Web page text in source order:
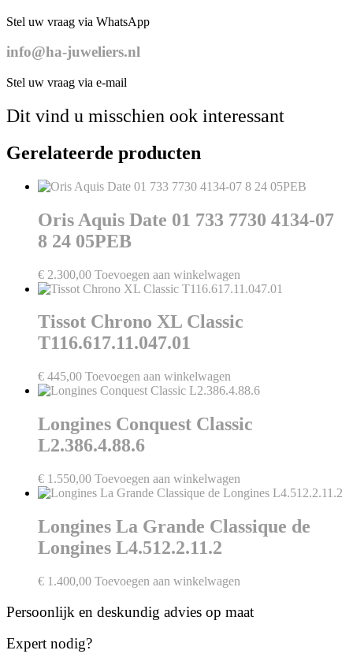
Stel uw vraag via WhatsApp
info@ha-juweliers.nl
Stel uw vraag via e-mail
Dit vind u misschien ook interessant
Gerelateerde producten
Oris Aquis Date 01 733 7730 4134-07
8 24 05PEB
€ 2.300,00 Toevoegen aan winkelwagen
Tissot Chrono XL Classic
T116.617.11.047.01
€ 445,00 Toevoegen aan winkelwagen
Longines Conquest Classic
L2.386.4.88.6
€ 1.550,00 Toevoegen aan winkelwagen
Longines La Grande Classique de
Longines L4.512.2.11.2
€ 1.400,00 Toevoegen aan winkelwagen
Persoonlijk en deskundig advies op maat
Expert nodig?